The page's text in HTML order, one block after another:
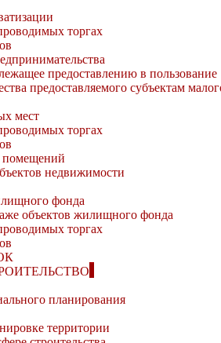
торгах
предоставлению в пользование
предоставляемого субъектам
мест
торгах
помещений
недвижимости
фонда
объектов жилищного фонда
торгах
планирования
территории